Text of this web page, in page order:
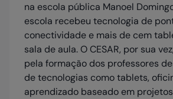
na escola pública Manoel
escola recebeu tecnologia de
conectividade e mais de cem
sala de aula. O CESAR, por sua
pela formação dos professores
de tecnologias como tablets,
aprendizado baseado em